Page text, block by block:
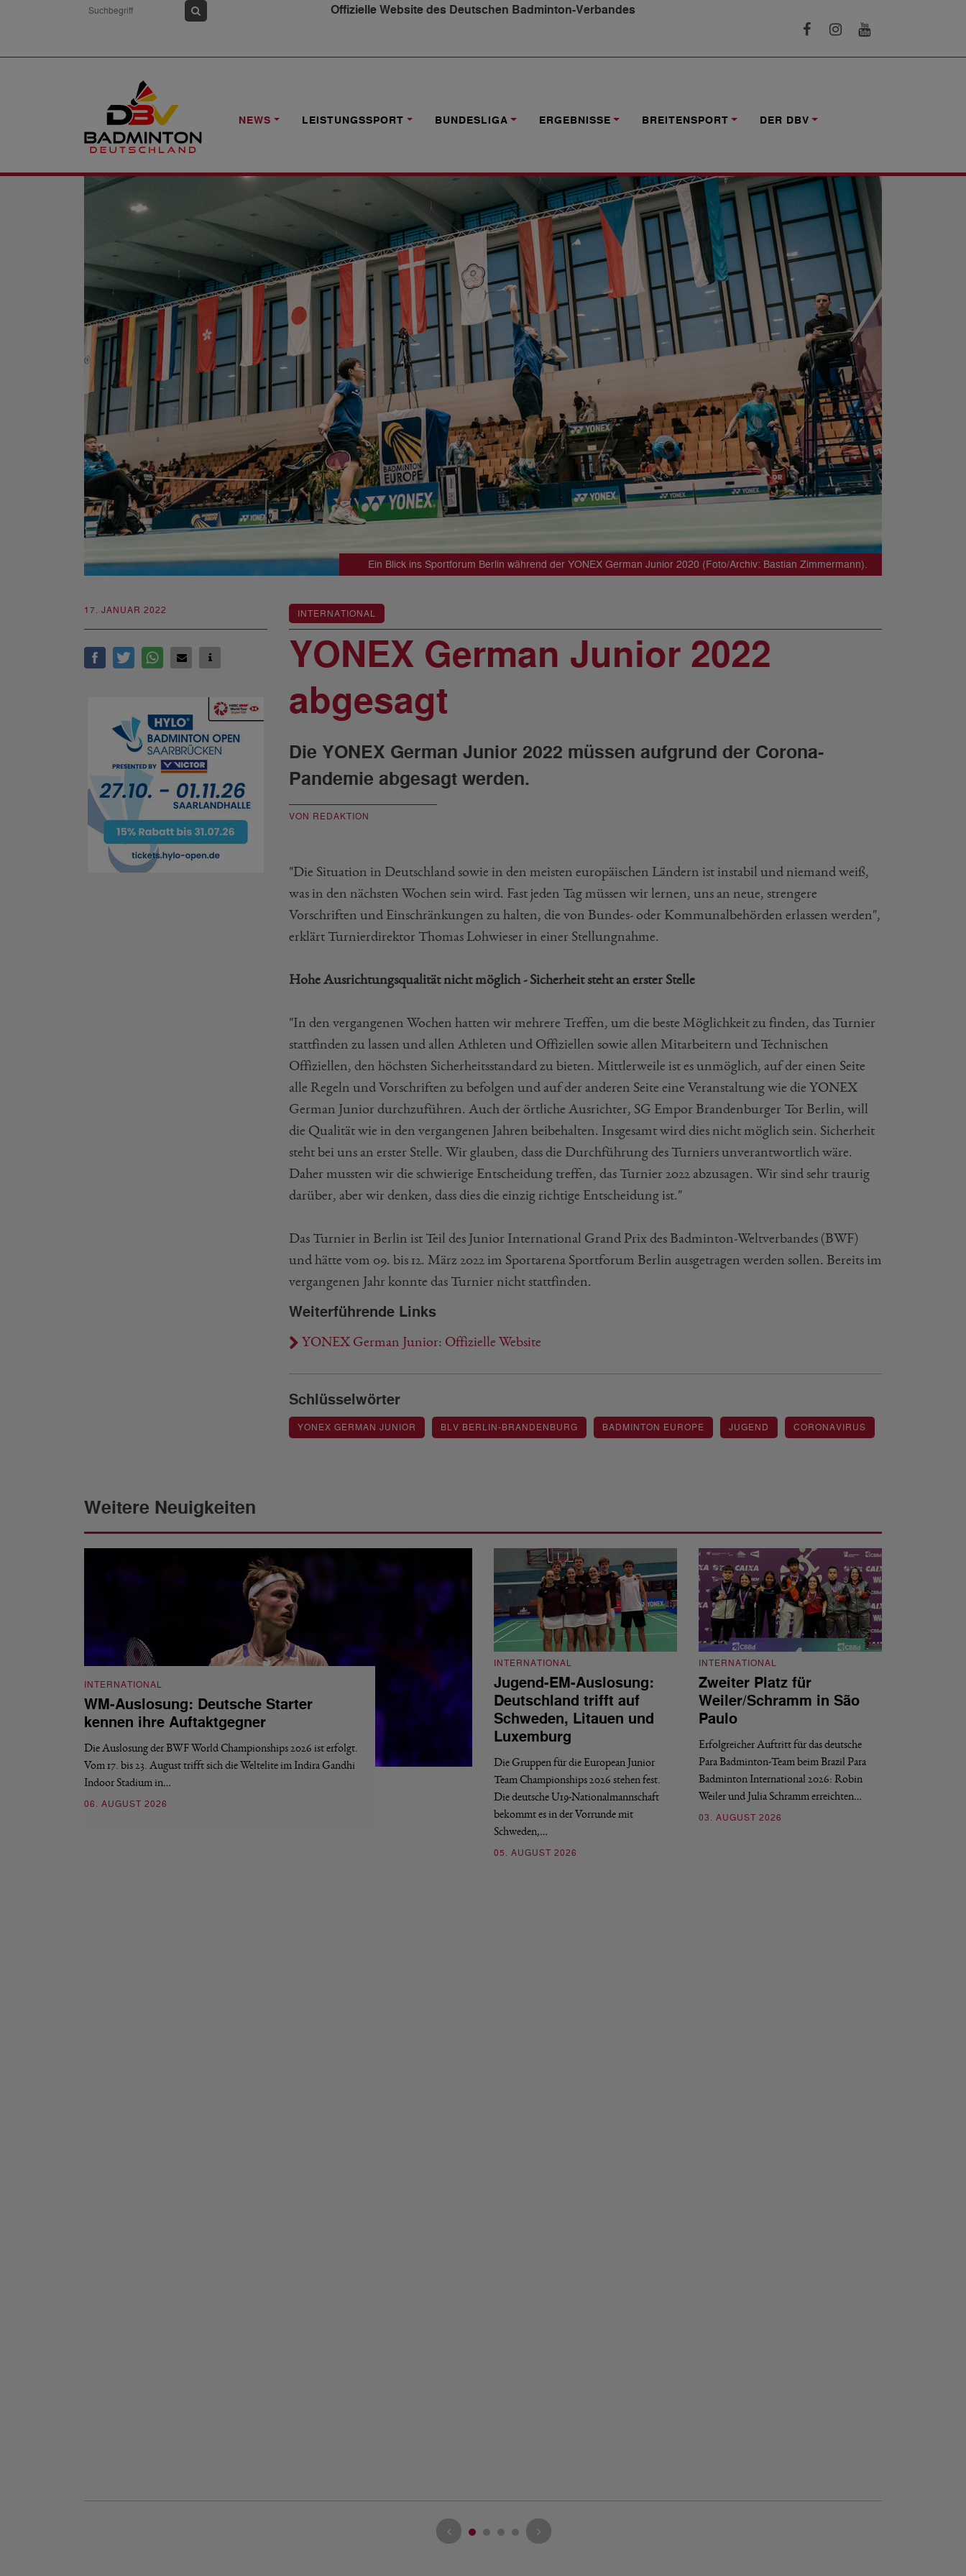
Offizielle Website des Deutschen Badminton-Verbandes
NEWS LEISTUNGSSPORT BUNDESLIGA ERGEBNISSE BREITENSPORT DER DBV
NEWS
Ein Blick ins Sportforum Berlin während der YONEX German Junior 2020 (Foto/Archiv: Bastian Zimmermann).
17. JANUAR 2022 INTERNATIONAL
YONEX German Junior 2022
abgesagt
Die YONEX German Junior 2022 müssen aufgrund der Corona-
Pandemie abgesagt werden.
VON REDAKTION
"Die Situation in Deutschland sowie in den meisten europäischen Ländern ist instabil und niemand weiß,
was in den nächsten Wochen sein wird. Fast jeden Tag müssen wir lernen, uns an neue, strengere
Vorschriften und Einschränkungen zu halten, die von Bundes- oder Kommunalbehörden erlassen werden",
erklärt Turnierdirektor Thomas Lohwieser in einer Stellungnahme.
Hohe Ausrichtungsqualität nicht möglich - Sicherheit steht an erster Stelle
"In den vergangenen Wochen hatten wir mehrere Treffen, um die beste Möglichkeit zu finden, das Turnier
stattfinden zu lassen und allen Athleten und Offiziellen sowie allen Mitarbeitern und Technischen
Offiziellen, den höchsten Sicherheitsstandard zu bieten. Mittlerweile ist es unmöglich, auf der einen Seite
alle Regeln und Vorschriften zu befolgen und auf der anderen Seite eine Veranstaltung wie die YONEX
German Junior durchzuführen. Auch der örtliche Ausrichter, SG Empor Brandenburger Tor Berlin, will
die Qualität wie in den vergangenen Jahren beibehalten. Insgesamt wird dies nicht möglich sein. Sicherheit
steht bei uns an erster Stelle. Wir glauben, dass die Durchführung des Turniers unverantwortlich wäre.
Daher mussten wir die schwierige Entscheidung treffen, das Turnier 2022 abzusagen. Wir sind sehr traurig
darüber, aber wir denken, dass dies die einzig richtige Entscheidung ist."
Das Turnier in Berlin ist Teil des Junior International Grand Prix des Badminton-Weltverbandes (BWF)
und hätte vom 09. bis 12. März 2022 im Sportarena Sportforum Berlin ausgetragen werden sollen. Bereits im
vergangenen Jahr konnte das Turnier nicht stattfinden.
Weiterführende Links
YONEX German Junior: Offizielle Website
Schlüsselwörter
YONEX GERMAN JUNIOR BLV BERLIN-BRANDENBURG BADMINTON EUROPE JUGEND CORONAVIRUS
Weitere Neuigkeiten
INTERNATIONAL
WM-Auslosung: Deutsche Starter
kennen ihre Auftaktgegner
Die Auslosung der BWF World Championships 2026 ist erfolgt.
Vom 17. bis 23. August trifft sich die Weltelite im Indira Gandhi
Indoor Stadium in…
06. AUGUST 2026
INTERNATIONAL
Jugend-EM-Auslosung:
Deutschland trifft auf
Schweden, Litauen und
Luxemburg
Die Gruppen für die European Junior
Team Championships 2026 stehen fest.
Die deutsche U19-Nationalmannschaft
bekommt es in der Vorrunde mit
Schweden,…
05. AUGUST 2026
INTERNATIONAL
Zweiter Platz für
Weiler/Schramm in São
Paulo
Erfolgreicher Auftritt für das deutsche
Para Badminton-Team beim Brazil Para
Badminton International 2026: Robin
Weiler und Julia Schramm erreichten…
03. AUGUST 2026